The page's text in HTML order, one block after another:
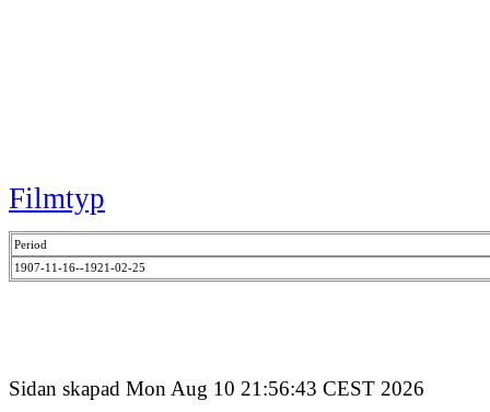
Filmtyp
Period
1907-11-16--1921-02-25
Sidan skapad Mon Aug 10 21:56:43 CEST 2026